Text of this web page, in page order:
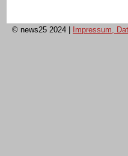
© news25 2024 Impressum,